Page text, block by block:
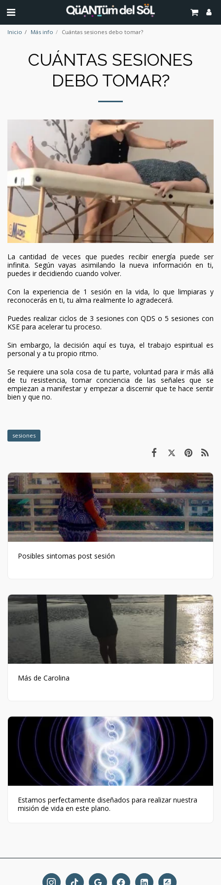
Inicio Más info Cuántas sesiones debo tomar?
CUÁNTAS SESIONES
DEBO TOMAR?
La cantidad de veces que puedes recibir energía puede ser
infinita. Según vayas asimilando la nueva información en ti,
puedes ir decidiendo cuando volver.
Con la experiencia de 1 sesión en la vida, lo que limpiaras y
reconocerás en ti, tu alma realmente lo agradecerá.
Puedes realizar ciclos de 3 sesiones con QDS o 5 sesiones con
KSE para acelerar tu proceso.
Sin embargo, la decisión aquí es tuya, el trabajo espiritual es
personal y a tu propio ritmo.
Se requiere una sola cosa de tu parte, voluntad para ir más allá
de tu resistencia, tomar conciencia de las señales que se
empiezan a manifestar y empezar a discernir que te hace sentir
bien y que no.
sesiones
Posibles sintomas post sesión
Más de Carolina
Estamos perfectamente diseñados para realizar nuestra
misión de vida en este plano.